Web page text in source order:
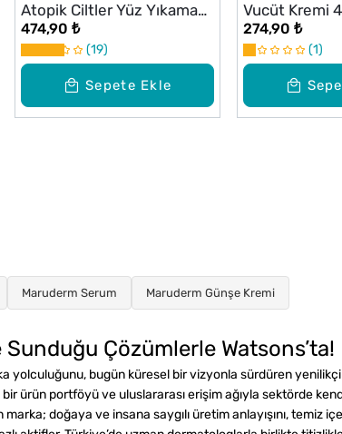
Sepete Ekle
Atopik Ciltler Yüz Yıkama
Jeli 400 ml
474,90 ₺
19
Vucüt Kremi
274,90 ₺
1
Maruderm Serum Maruderm Günşe Kremi
Çözümlerle Watsons’ta!
yolculuğunu, bugün küresel bir vizyonla sürdüren
ürün portföyü ve uluslararası erişim ağıyla sektörde
marka; doğaya ve insana saygılı üretim anlayışını,